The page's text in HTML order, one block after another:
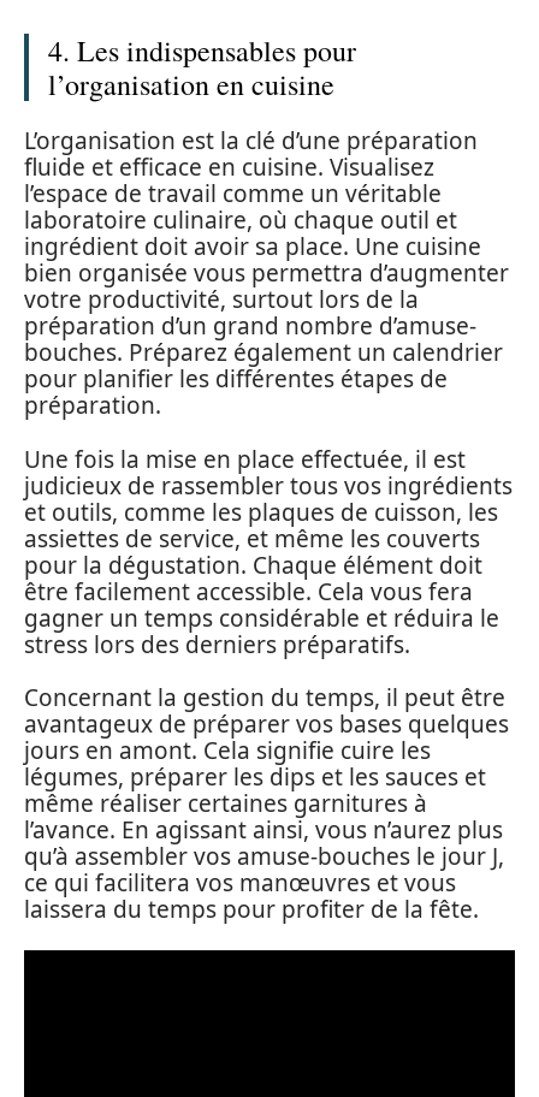
4. Les indispensables pour
l’organisation en cuisine
L’organisation est la clé d’une préparation
fluide et efficace en cuisine. Visualisez
l’espace de travail comme un véritable
laboratoire culinaire, où chaque outil et
ingrédient doit avoir sa place. Une cuisine
bien organisée vous permettra d’augmenter
votre productivité, surtout lors de la
préparation d’un grand nombre d’amuse-
bouches. Préparez également un calendrier
pour planifier les différentes étapes de
préparation.
Une fois la mise en place effectuée, il est
judicieux de rassembler tous vos ingrédients
et outils, comme les plaques de cuisson, les
assiettes de service, et même les couverts
pour la dégustation. Chaque élément doit
être facilement accessible. Cela vous fera
gagner un temps considérable et réduira le
stress lors des derniers préparatifs.
Concernant la gestion du temps, il peut être
avantageux de préparer vos bases quelques
jours en amont. Cela signifie cuire les
légumes, préparer les dips et les sauces et
même réaliser certaines garnitures à
l’avance. En agissant ainsi, vous n’aurez plus
qu’à assembler vos amuse-bouches le jour J,
ce qui facilitera vos manœuvres et vous
laissera du temps pour profiter de la fête.